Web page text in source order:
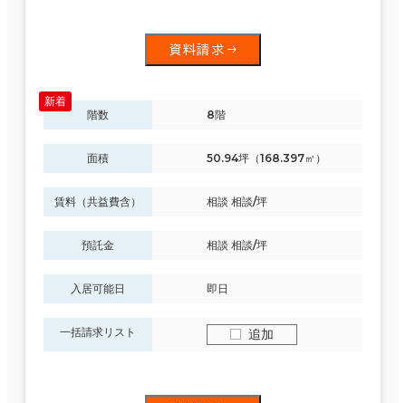
資料請求
階数 8階
面積 50.94坪（168.397㎡）
賃料（共益費含） 相談 相談/坪
預託金 相談 相談/坪
入居可能日 即日
一括請求リスト 追加